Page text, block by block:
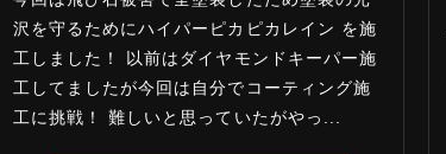
沢を守るためにハイパーピカピカレイン を施
工しました！ 以前はダイヤモンドキーパー施
工してましたが今回は自分でコーティング施
工に挑戦！ 難しいと思っていたがやっ...